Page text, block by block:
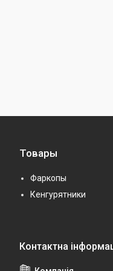
Товары
Фаркопы
Кенгурятники